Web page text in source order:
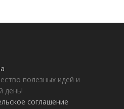
полезных идей и
день!
соглашение